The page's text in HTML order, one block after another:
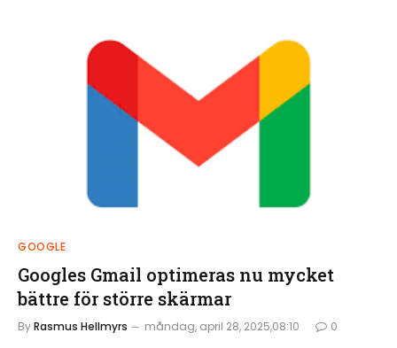
GOOGLE
Googles Gmail optimeras nu mycket
bättre för större skärmar
ByRasmus Hellmyrs måndag, april 28, 2025,08:10 0